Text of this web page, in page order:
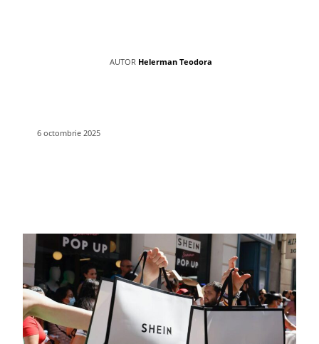
AUTOR Helerman Teodora
6 octombrie 2025